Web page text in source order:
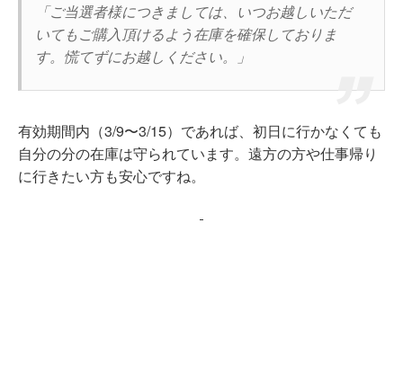
「ご当選者様につきましては、いつお越しいただ
いてもご購入頂けるよう在庫を確保しておりま
す。慌てずにお越しください。」
有効期間内（3/9〜3/15）であれば、初日に行かなくても
自分の分の在庫は守られています。遠方の方や仕事帰り
に行きたい方も安心ですね。